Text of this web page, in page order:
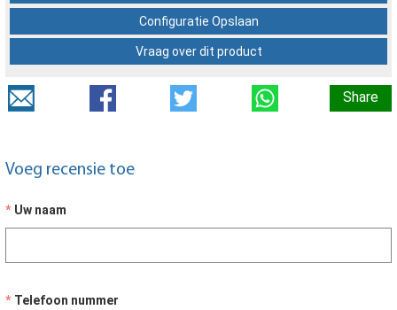
Configuratie Opslaan
Vraag over dit product
Share
Voeg recensie toe
Uw naam
Telefoon nummer